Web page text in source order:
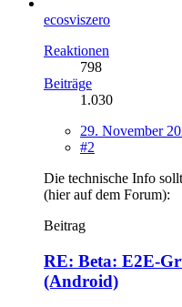
ecosviszero
Reaktionen
798
Beiträge
1.030
29. November
#2
Die technische Info
(hier auf dem Forum):
Beitrag
RE: Beta: E2E-
(Android)